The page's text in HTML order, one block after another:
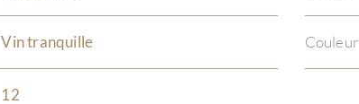
Vin tranquille Couleur
12